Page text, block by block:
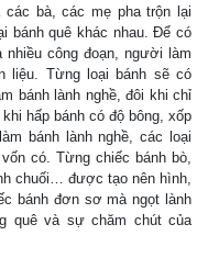
bà, các mẹ pha trộn lại
bánh quê khác nhau. Để có
công đoạn, người làm
liệu. Từng loại bánh sẽ có
bánh lành nghề, đôi khi chỉ
hấp bánh có độ bông, xốp
bánh lành nghề, các loại
có. Từng chiếc bánh bò,
chuối… được tạo nên hình,
bánh đơn sơ mà ngọt lành
quê và sự chăm chút của